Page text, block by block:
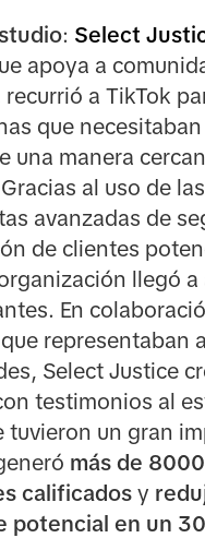
: Select
apoya a
a TikTok
que
una manera
al uso de las
avanzadas de
de clientes
llegó a
En
representaban
Select Justice
testimonios al
tuvieron un gran
más de
calificados y
potencial en un